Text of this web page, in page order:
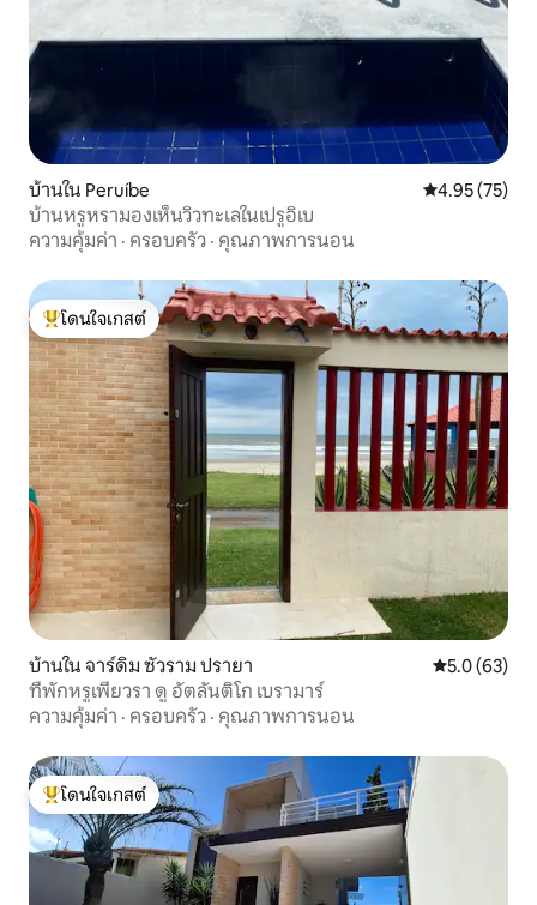
บ้านใน Peruíbe คะแนนเฉลี่ย
4.95 (75)
บ้านหรูหรามองเห็นวิวทะเลในเปรูอิเบ
ความคุ้มค่า · ครอบครัว · คุณภาพการนอน
โดนใจเกสต์ที่สุด
โดนใจเกสต์
บ้านใน จาร์ดิม ซัวราม ปรายา คะแนนเฉลี่ย
5.0 (63)
ที่พักหรูเพียวรา ดู อัตลันติโก เบรามาร์
ความคุ้มค่า · ครอบครัว · คุณภาพการนอน
โดนใจเกสต์ที่สุด
โดนใจเกสต์